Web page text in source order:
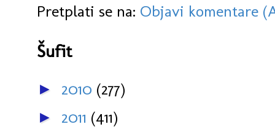
Pretplati se na: Objavi komentare
Šufit
► 2010 (277)
► 2011 (411)